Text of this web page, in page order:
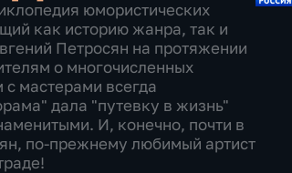
юмористических
как историю жанра, так и
Петросян на протяжении
о многочисленных
мастерами всегда
дала "путевку в жизнь"
И, конечно, почти в
по-прежнему любимый артист